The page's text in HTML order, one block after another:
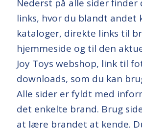
Nederst på alle sider
links, hvor du blandt andet
kataloger, direkte links til
hjemmeside og til den
Joy Toys webshop, link til
downloads, som du kan
Alle sider er fyldt med
det enkelte brand. Brug
at lære brandet at kende.